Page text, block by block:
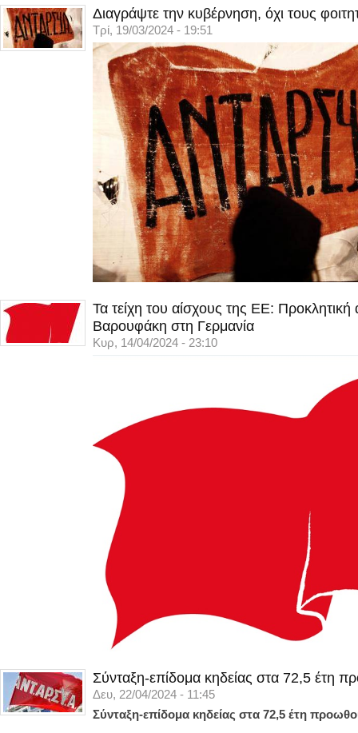
Διαγράψτε την κυβέρνηση, όχι τους
Τρί, 19/03/2024 - 19:51
Τα τείχη του αίσχους της ΕΕ:
Βαρουφάκη στη Γερμανία
Κυρ, 14/04/2024 - 23:10
Σύνταξη-επίδομα κηδείας στα 72,5 έτη
Δευ, 22/04/2024 - 11:45
Σύνταξη-επίδομα κηδείας στα 72,5 έτη